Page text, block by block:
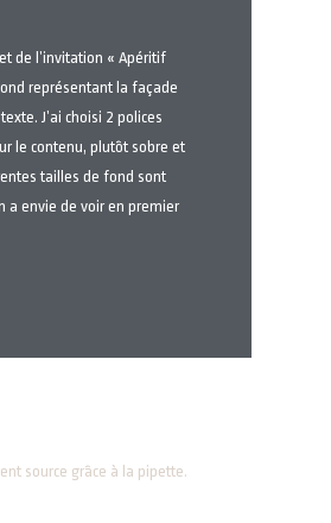
de l’invitation « Apéritif
représentant la façade
J’ai choisi 2 polices
le contenu, plutôt sobre et
tailles de fond sont
a envie de voir en premier
source grâce à la pipette.